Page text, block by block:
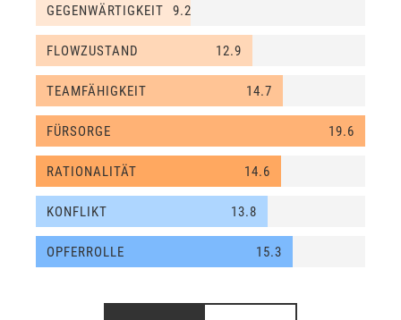
GEGENWÄRTIGKEIT 9.2
FLOWZUSTAND 12.9
TEAMFÄHIGKEIT 14.7
FÜRSORGE 19.6
RATIONALITÄT 14.6
KONFLIKT 13.8
OPFERROLLE 15.3